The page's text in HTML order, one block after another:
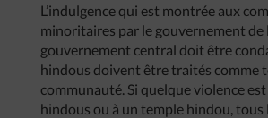
L’indulgence qui est montrée aux
minoritaires par le gouvernement de
gouvernement central doit être
hindous doivent être traités comme
communauté. Si quelque violence
hindous ou à un temple hindou, tous